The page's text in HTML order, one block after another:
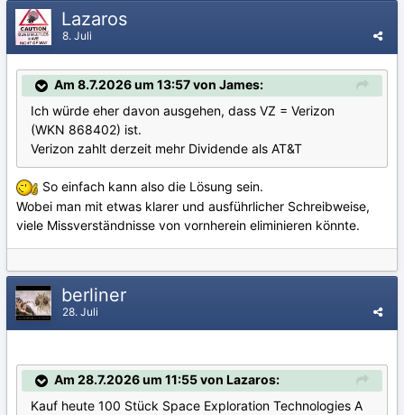
Lazaros
8. Juli
Am 8.7.2026 um 13:57 von James:
Ich würde eher davon ausgehen, dass VZ = Verizon
(WKN 868402) ist.
Verizon zahlt derzeit mehr Dividende als AT&T
So einfach kann also die Lösung sein.
Wobei man mit etwas klarer und ausführlicher Schreibweise,
viele Missverständnisse von vornherein eliminieren könnte.
berliner
28. Juli
Am 28.7.2026 um 11:55 von Lazaros:
Kauf heute 100 Stück Space Exploration Technologies A